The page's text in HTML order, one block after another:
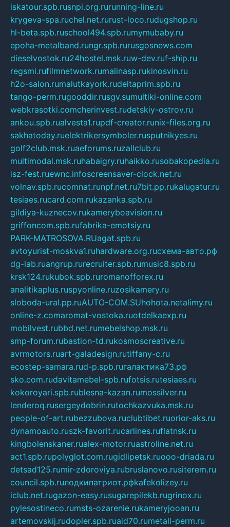
iskatour.spb.rusnpi.org.rurunning-line.ru
krygeva-spa.ruchel.net.rurust-loco.rudugshop.ru
hl-beta.spb.ruschool494.spb.rumymubaby.ru
epoha-metalband.rungr.spb.rurusgosnews.com
dieselvostok.ru24hostel.msk.ruw-dev.ruf-ship.ru
regsmi.rufilmnetwork.rumalinasp.rukinosvin.ru
h2o-salon.rumalutkayork.rudeltaprim.spb.ru
tango-perm.rugooddir.rusgv.sumultiki-online.com
webkrasotki.comcherinvest.rudetskiy-ostrov.ru
ankou.spb.rualvesta1.rupdf-creator.runix-files.org.ru
sakhatoday.ruelektrikersymboler.rusputnikyes.ru
golf2club.msk.ruaeforums.ruzallclub.ru
multimodal.msk.ruhabaigry.ruhaikko.rusobakopedia.ru
isz-fest.ruewnc.infoscreensaver-clock.net.ru
volnav.spb.rucomnat.runpf.net.ru7bit.pp.rukalugatur.ru
tesiaes.rucard.com.rukazanka.spb.ru
gildiya-kuznecov.rukameryboavision.ru
griffoncom.spb.rufabrika-emotsiy.ru
PARK-MATROSOVA.RUagat.spb.ru
avtoyurist-moskva1.ruhardware.org.ruсхема-авто.рф
dg-lab.ruangrup.rurecruiter.spb.rumusic8.spb.ru
krsk124.rukubok.spb.ruromanofforex.ru
analitikaplus.ruspyonline.ruzosikamery.ru
sloboda-ural.pp.ruAUTO-COM.SUhohota.netalimy.ru
online-z.comaromat-vostoka.ruotdelkaexp.ru
mobilvest.rubbd.net.rumebelshop.msk.ru
smp-forum.rubastion-td.rukosmoscreative.ru
avrmotors.ruart-galadesign.rutiffany-c.ru
ecostep-samara.rud-p.spb.ruгалактика73.рф
sko.com.rudavitamebel-spb.rufotsis.rutesiaes.ru
kokoroyari.spb.rublesna-kazan.rumossilver.ru
lenderoq.rusergeydobrin.rutochkazvuka.msk.ru
people-of-art.rubezzubova.ruclubtibet.ruorior-aks.ru
dynamoauto.ruszk-favorit.rucarlines.ruflatnsk.ru
kingbolenskaner.rualex-motor.ruastroline.net.ru
act1.spb.rupolyglot.com.rugidlipetsk.ruooo-driada.ru
detsad125.rumir-zdoroviya.rubruslanovo.rusiterem.ru
council.spb.ruлодкипатриот.рфkafekolizey.ru
iclub.net.rugazon-easy.rusugarepilekb.rugrinox.ru
pylesostineco.rumsts-ozarenie.rukameryjooan.ru
artemovskij.rudopler.spb.ruaid70.rumetall-perm.ru